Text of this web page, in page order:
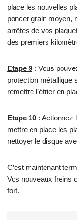
place les nouvelles
poncer grain moyen,
arrêtes de vos
des premiers
Etape 9 : Vous
protection métallique
remettre l’étrier en
Etape 10 : Actionnez
mettre en place les
nettoyer le disque
C’est maintenant
Vos nouveaux freins
fort.